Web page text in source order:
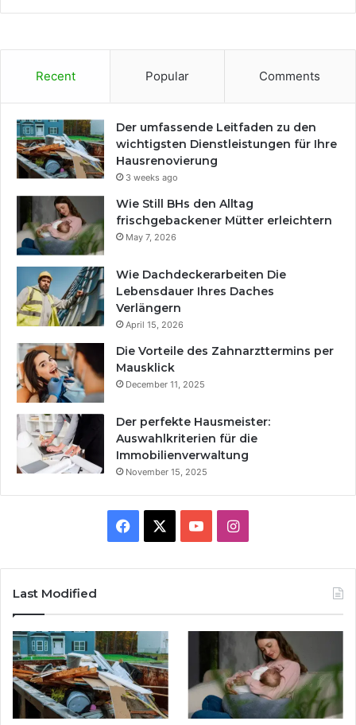
Recent Popular Comments
Der umfassende Leitfaden zu den
wichtigsten Dienstleistungen für Ihre
Hausrenovierung
3 weeks ago
Wie Still BHs den Alltag
frischgebackener Mütter erleichtern
May 7, 2026
Wie Dachdeckerarbeiten Die
Lebensdauer Ihres Daches
Verlängern
April 15, 2026
Die Vorteile des Zahnarzttermins per
Mausklick
December 11, 2025
Der perfekte Hausmeister:
Auswahlkriterien für die
Immobilienverwaltung
November 15, 2025
Facebook YouTubeInstagram
Last Modified